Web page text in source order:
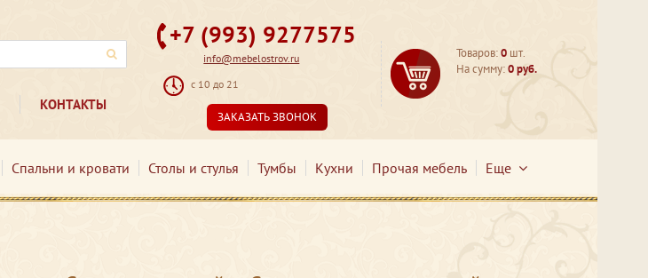
КОНТАКТЫ
+7 (993) 9277575
info@mebelostrov.ru
с 10 до 21
ЗАКАЗАТЬ ЗВОНОК
Товаров:0 шт.
На сумму:0 руб.
Спальни и кровати Столы и стулья Тумбы Кухни Прочая мебель Еще